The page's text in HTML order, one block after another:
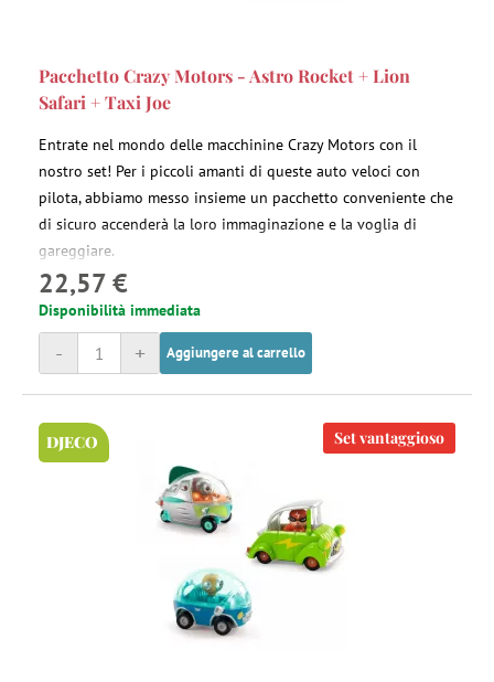
Pacchetto Crazy Motors - Astro Rocket + Lion
Safari + Taxi Joe
Entrate nel mondo delle macchinine Crazy Motors con il
nostro set! Per i piccoli amanti di queste auto veloci con
pilota, abbiamo messo insieme un pacchetto conveniente che
di sicuro accenderà la loro immaginazione e la voglia di
gareggiare.
22,57 €
Disponibilità immediata
+
- Aggiungere al carrello
DJECO Set vantaggioso